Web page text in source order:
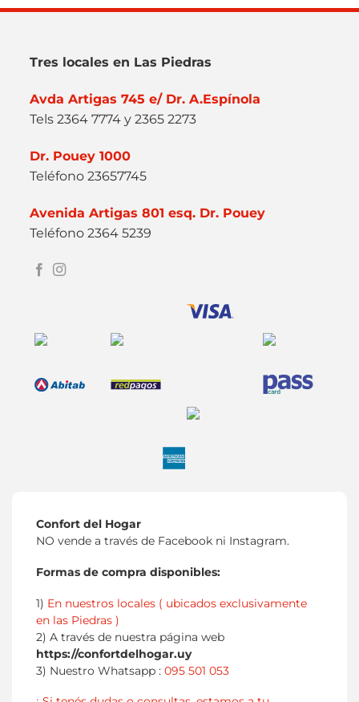
Tres locales en Las Piedras
Avda Artigas 745 e/ Dr. A.Espínola
Tels 2364 7774 y 2365 2273
Dr. Pouey 1000
Teléfono 23657745
Avenida Artigas 801 esq. Dr. Pouey
Teléfono 2364 5239
Confort del Hogar
NO vende a través de Facebook ni Instagram.
Formas de compra disponibles:
1) En nuestros locales ( ubicados exclusivamente
en las Piedras )
2) A través de nuestra página web
https://confortdelhogar.uy
3) Nuestro Whatsapp : 095 501 053